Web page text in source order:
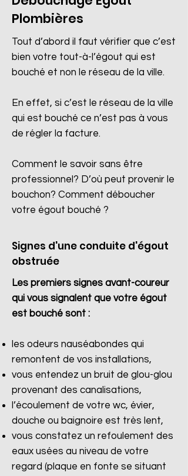
Plombières
Tout d’abord il faut vérifier que c’est
bien votre tout-à-l’égout qui est
bouché et non le réseau de la ville.
En effet, si c’est le réseau de la ville
qui est bouché ce n’est pas à vous
de régler la facture.
Comment le savoir sans être
professionnel? D’où peut provenir le
bouchon? Comment déboucher
votre égout bouché ?
Signes d'une conduite d'égout
obstruée
Les premiers signes avant-coureur
qui vous signalent que votre égout
est bouché sont :
les odeurs nauséabondes qui
remontent de vos installations,
vous entendez un bruit de glou-glou
provenant des canalisations,
l’écoulement de votre wc, évier,
douche ou baignoire est très lent,
vous constatez un refoulement des
eaux usées au niveau de votre
regard (plaque en fonte se situant